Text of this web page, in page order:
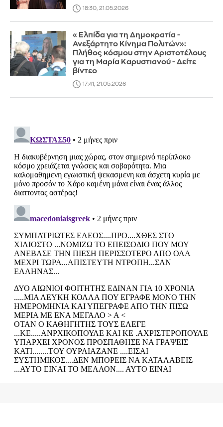
18:30, 21.05.2026
«Ελπίδα για τη Δημοκρατία -
Ανεξάρτητο Κίνημα Πολιτών»:
Πλήθος κόσμου στην Αριστοτέλους
για τη Μαρία Καρυστιανού - Δείτε
βίντεο
17:41, 21.05.2026